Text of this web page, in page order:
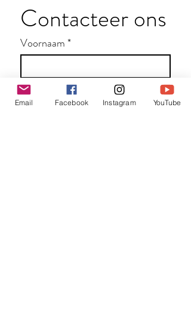
Contacteer ons
Voornaam*
Familienaam
Email Facebook Instagram YouTube